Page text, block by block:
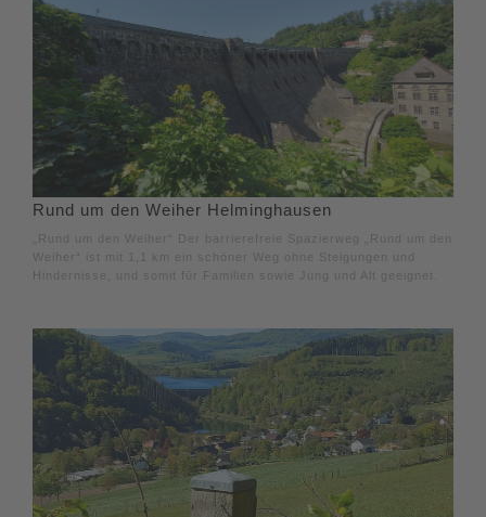
Rund um den Weiher Helminghausen
„Rund um den Weiher“ Der barrierefreie Spazierweg „Rund um den
Weiher“ ist mit 1,1 km ein schöner Weg ohne Steigungen und
Hindernisse, und somit für Familien sowie Jung und Alt geeignet.